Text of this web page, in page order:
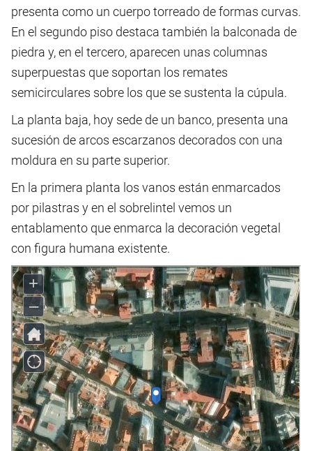
presenta como un cuerpo torreado de formas curvas.
En el segundo piso destaca también la balconada de
piedra y, en el tercero, aparecen unas columnas
superpuestas que soportan los remates
semicirculares sobre los que se sustenta la cúpula.
La planta baja, hoy sede de un banco, presenta una
sucesión de arcos escarzanos decorados con una
moldura en su parte superior.
En la primera planta los vanos están enmarcados
por pilastras y en el sobrelintel vemos un
entablamento que enmarca la decoración vegetal
con figura humana existente.